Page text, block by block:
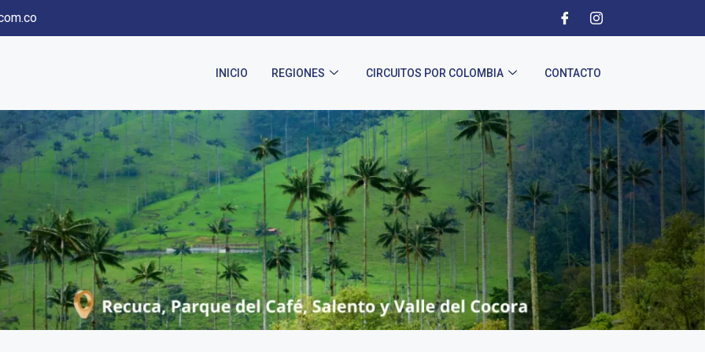
INICIO REGIONES CIRCUITOS POR COLOMBIA CONTACTO